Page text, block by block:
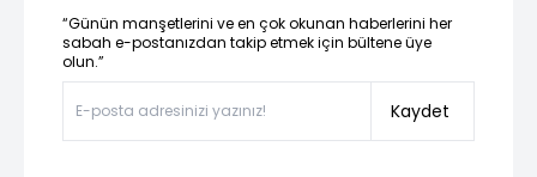
“Günün manşetlerini ve en çok okunan haberlerini her
sabah e-postanızdan takip etmek için bültene üye
olun.”
Kaydet